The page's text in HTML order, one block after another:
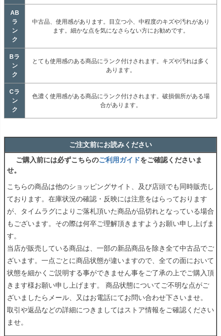
AB
ラ
ン
ク
中古品、使用感があります。目立つ小、中程度のキズや汚れがあり
ます。細かな点を気になさらない方にお勧めです。
Bラ
ン
ク
とても使用感のある商品にランク付けされます。キズや汚れは多く
あります。
Cラ
ン
ク
色濃く使用感がある商品にランク付けされます。破損個所がある場
合があります。
ご注文前にお読みください
ご購入前には必ずこちらのご利用ガイドをご確認くださいま
せ。
こちらの商品は他のショッピングサイト、及び店頭でも同時販売し
ております。在庫状況の確認・反映には注意をはらっております
が、タイムラグによりご落札頂いた商品が品切れとなっている場合
もございます。その際は何卒ご理解頂きますようお願い申し上げま
す。
当店が販売している商品は、一部の新品商品を除き全て中古品でご
ざいます。一点ごとに商品状態が違いますので、全ての面において
状態を細かくご説明する事ができません事をご了承の上でご購入頂
きます様お願い申し上げます。 商品状態についてご不明な点がご
ざいましたらメール、又はお電話にてお問い合わせ下さいませ。
取引や返品などの詳細につきましてはストア情報をご確認ください
ませ。